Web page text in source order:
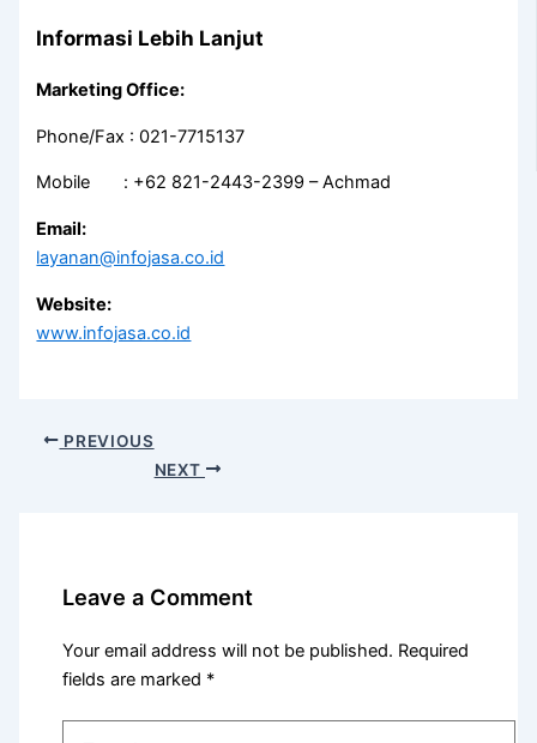
Informasi Lebih Lanjut
Marketing Office:
Phone/Fax : 021-7715137
Mobile : +62 821-2443-2399 – Achmad
Email:
layanan@infojasa.co.id
Website:
www.infojasa.co.id
PREVIOUS
NEXT
Leave a Comment
Your email address will not be published. Required
fields are marked *